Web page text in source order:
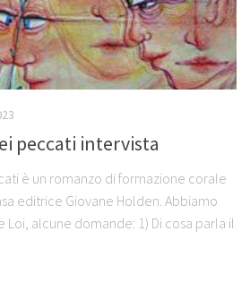
peccati intervista
è un romanzo di formazione corale
editrice Giovane Holden. Abbiamo
Loi, alcune domande: 1) Di cosa parla il